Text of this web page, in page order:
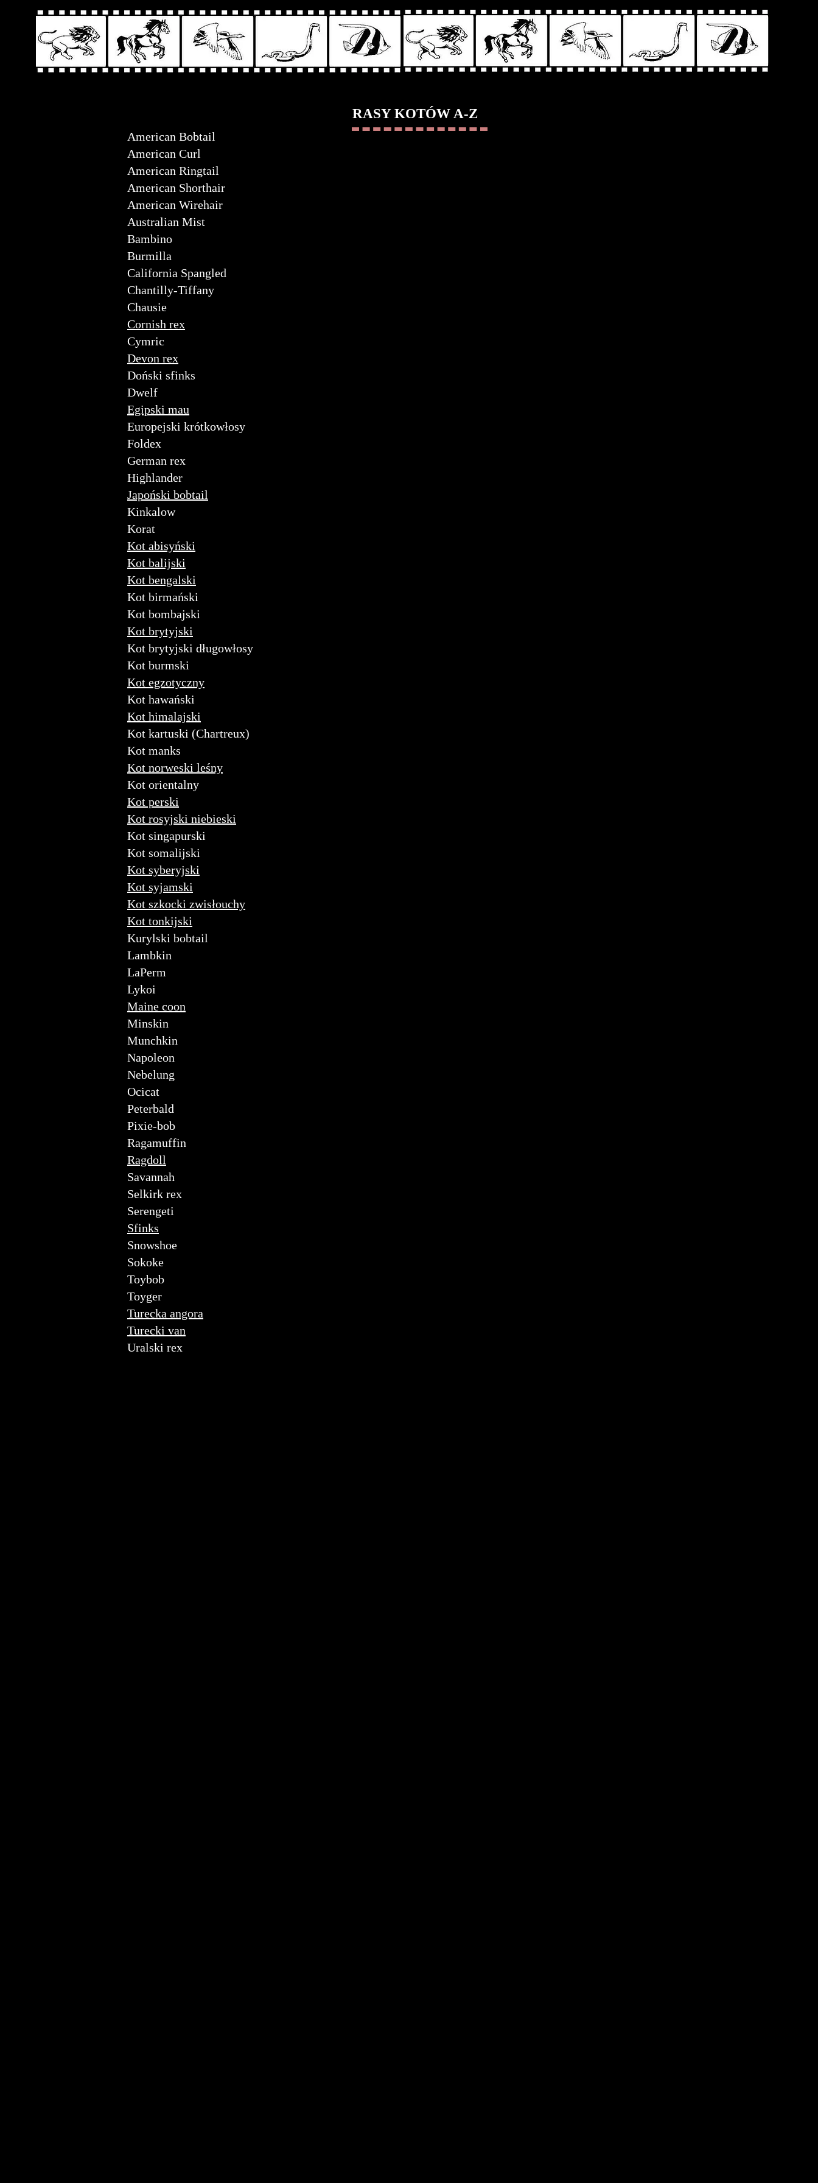
RASY KOTÓW A-Z
American Bobtail
American Curl
American Ringtail
American Shorthair
American Wirehair
Australian Mist
Bambino
Burmilla
California Spangled
Chantilly-Tiffany
Chausie
Cornish rex
Cymric
Devon rex
Doński sfinks
Dwelf
Egipski mau
Europejski krótkowłosy
Foldex
German rex
Highlander
Japoński bobtail
Kinkalow
Korat
Kot abisyński
Kot balijski
Kot bengalski
Kot birmański
Kot bombajski
Kot brytyjski
Kot brytyjski długowłosy
Kot burmski
Kot egzotyczny
Kot hawański
Kot himalajski
Kot kartuski (Chartreux)
Kot manks
Kot norweski leśny
Kot orientalny
Kot perski
Kot rosyjski niebieski
Kot singapurski
Kot somalijski
Kot syberyjski
Kot syjamski
Kot szkocki zwisłouchy
Kot tonkijski
Kurylski bobtail
Lambkin
LaPerm
Lykoi
Maine coon
Minskin
Munchkin
Napoleon
Nebelung
Ocicat
Peterbald
Pixie-bob
Ragamuffin
Ragdoll
Savannah
Selkirk rex
Serengeti
Sfinks
Snowshoe
Sokoke
Toybob
Toyger
Turecka angora
Turecki van
Uralski rex